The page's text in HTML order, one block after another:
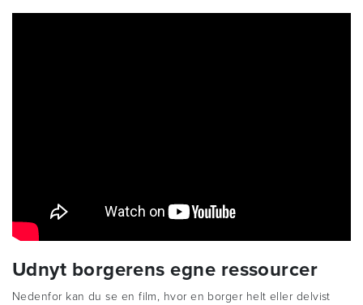
Udnyt borgerens egne ressourcer
Nedenfor kan du se en film, hvor en borger helt eller delvist